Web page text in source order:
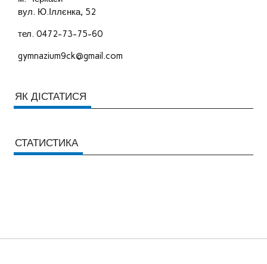
вул. Ю.Іллєнка, 52
тел. 0472-73-75-60
gymnazium9ck@gmail.com
ЯК ДІСТАТИСЯ
СТАТИСТИКА